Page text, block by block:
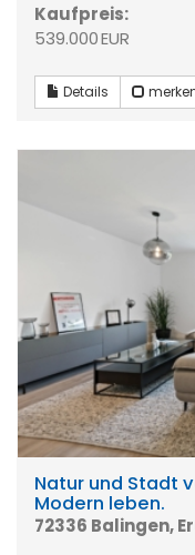
Kaufpreis:
539.000 EUR
Details
Natur und Stadt
Modern leben.
72336 Balingen,